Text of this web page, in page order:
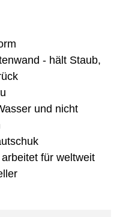
- hält Staub,
und nicht
für weltweit